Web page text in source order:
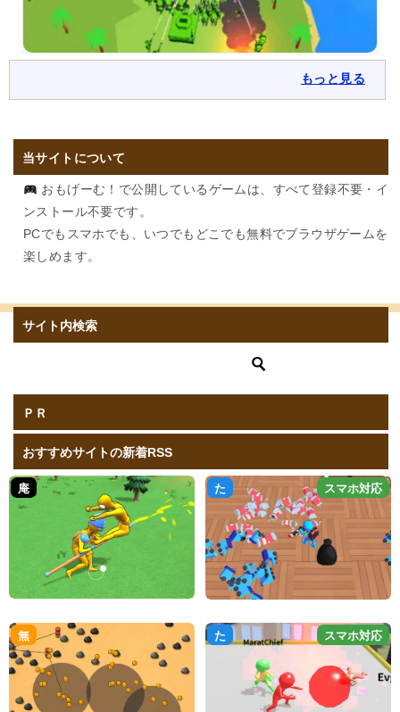
もっと見る
当サイトについて
おもげーむ！で公開しているゲームは、すべて登録不要・イ
ンストール不要です。
PCでもスマホでも、いつでもどこでも無料でブラウザゲームを
楽しめます。
サイト内検索
ＰＲ
おすすめサイトの新着RSS
庵 た スマホ対応
無 た スマホ対応